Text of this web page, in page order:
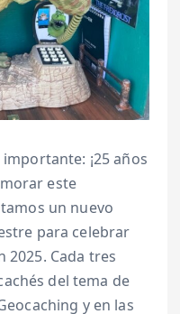
¡25 años
este
un nuevo
para celebrar
2025. Cada tres
del tema de
y en las